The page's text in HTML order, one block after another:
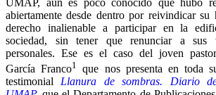
abiertamente desde dentro por reivindicar
derecho inalienable a participar en la
sociedad, sin tener que renunciar a sus
personales. Ese es el caso del joven
García Franco1
que nos presenta en toda
testimonial Llanura de sombras. Diario